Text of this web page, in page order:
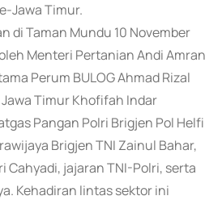
Jawa Timur.
di Taman Mundu 10 November
Menteri Pertanian Andi Amran
Perum BULOG Ahmad Rizal
Timur Khofifah Indar
Pangan Polri Brigjen Pol Helfi
Brigjen TNI Zainul Bahar,
Cahyadi, jajaran TNI-Polri, serta
Kehadiran lintas sektor ini